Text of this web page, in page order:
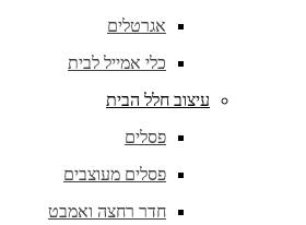
אגרטלים
כלי אמייל לבית
עיצוב חלל הבית
פסלים
פסלים מעוצבים
חדר רחצה ואמבט